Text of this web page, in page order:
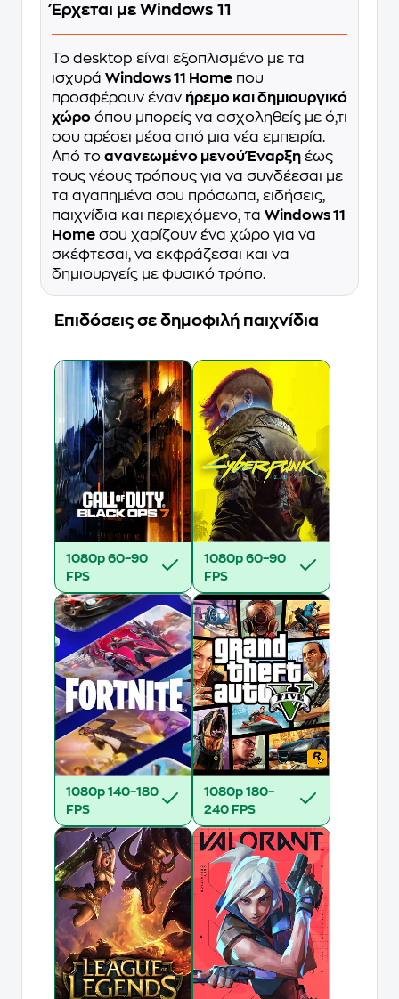
Έρχεται με Windows 11
Το desktop είναι εξοπλισμένο με τα
ισχυρά Windows 11 Home που
προσφέρουν έναν ήρεμο και δημιουργικό
χώρο όπου μπορείς να ασχοληθείς με ό,τι
σου αρέσει μέσα από μια νέα εμπειρία.
Από το ανανεωμένο μενού Έναρξη έως
τους νέους τρόπους για να συνδέεσαι με
τα αγαπημένα σου πρόσωπα, ειδήσεις,
παιχνίδια και περιεχόμενο, τα Windows 11
Home σου χαρίζουν ένα χώρο για να
σκέφτεσαι, να εκφράζεσαι και να
δημιουργείς με φυσικό τρόπο.
Επιδόσεις σε δημοφιλή παιχνίδια
1080p 60–90
FPS
1080p 60–90
FPS
1080p 140–180
FPS
1080p 180–
240 FPS